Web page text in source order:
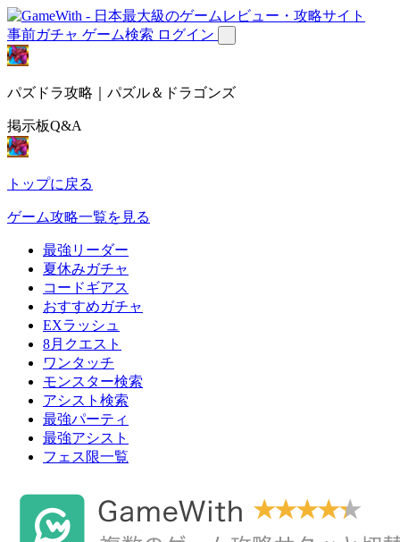
事前ガチャ ゲーム検索 ログイン
パズドラ攻略｜パズル＆ドラゴンズ
掲示板Q&A
トップに戻る
ゲーム攻略一覧を見る
最強リーダー
夏休みガチャ
コードギアス
おすすめガチャ
EXラッシュ
8月クエスト
ワンタッチ
モンスター検索
アシスト検索
最強パーティ
最強アシスト
フェス限一覧